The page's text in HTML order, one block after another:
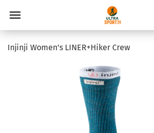
Injinji Women's LINER+Hiker Crew